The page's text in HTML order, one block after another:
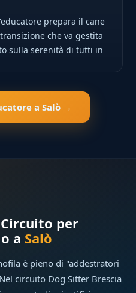
prepara il cane
che va gestita
sulla serenità di tutti in
a Salò →
per
a Salò
è pieno di "addestratori
circuito Dog Sitter Brescia